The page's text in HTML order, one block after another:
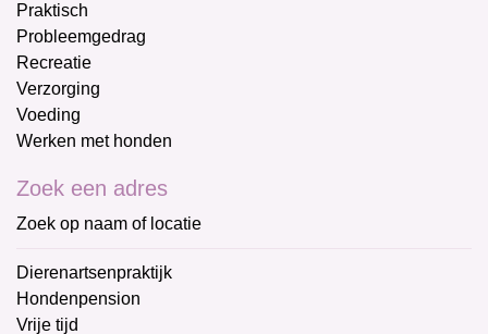
Praktisch
Probleemgedrag
Recreatie
Verzorging
Voeding
Werken met honden
Zoek een adres
Zoek op naam of locatie
Dierenartsenpraktijk
Hondenpension
Vrije tijd